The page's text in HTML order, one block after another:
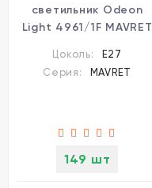
светильник Odeon
Light 4961/1F MAVRET
1*60W
Цоколь:
E27
Серия:
MAVRET
149 шт